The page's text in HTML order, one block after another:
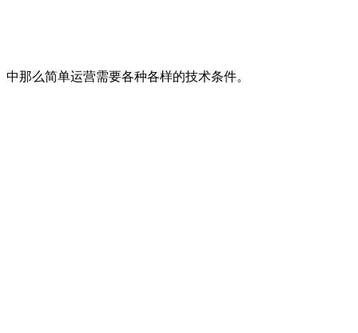
中那么简单运营需要各种各样的技术条件。